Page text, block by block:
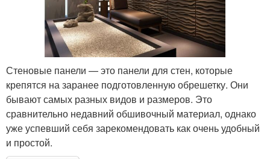
Стеновые панели — это панели для стен, которые
крепятся на заранее подготовленную обрешетку. Они
бывают самых разных видов и размеров. Это
сравнительно недавний обшивочный материал, однако
уже успевший себя зарекомендовать как очень удобный
и простой.